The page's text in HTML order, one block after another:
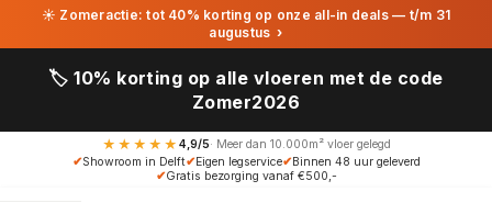
☀ Zomeractie: tot 40% korting op onze all-in deals — t/m 31
augustus ›
🏷️ 10% korting op alle vloeren met de code
Zomer2026
★★★★★ 4,9/5· Meer dan 10.000m² vloer gelegd
✔Showroom in Delft✔Eigen legservice✔Binnen 48 uur geleverd
✔Gratis bezorging vanaf €500,-